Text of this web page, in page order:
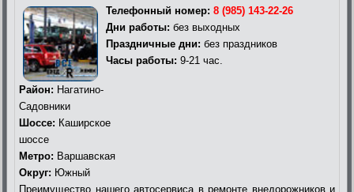
Телефонный номер: 8 (985) 143-22-26
Дни работы: без выходных
Праздничные дни: без праздников
Часы работы: 9-21 час.
Район: Нагатино-
Садовники
Шоссе: Каширское
шоссе
Метро: Варшавская
Округ: Южный
Преимущество нашего автосервиса в ремонте внедорожников и